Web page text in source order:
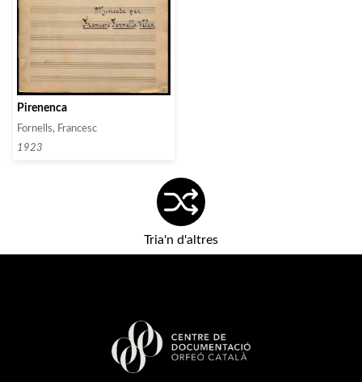
Pirenenca
Fornells, Francesc
1923
Tria'n d'altres